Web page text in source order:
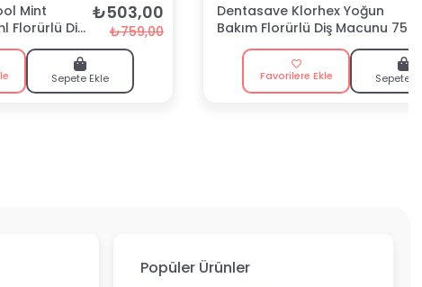
Mint
Florürlü Diş
₺503,00
₺759,00
Sepete Ekle
Dentasave Klorhex Yoğun
Bakım Florürlü Diş Macunu 75
Favorilere Ekle Sepete
Popüler Ürünler